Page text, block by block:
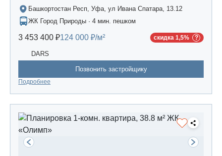
Башкортостан Респ, Уфа, ул Ивана Спатара, 13.12
ЖК Город Природы · 4 мин. пешком
3 453 400 ₽124 000 ₽/м² скидка 1,5%
DARS
Позвонить застройщику
Подробнее